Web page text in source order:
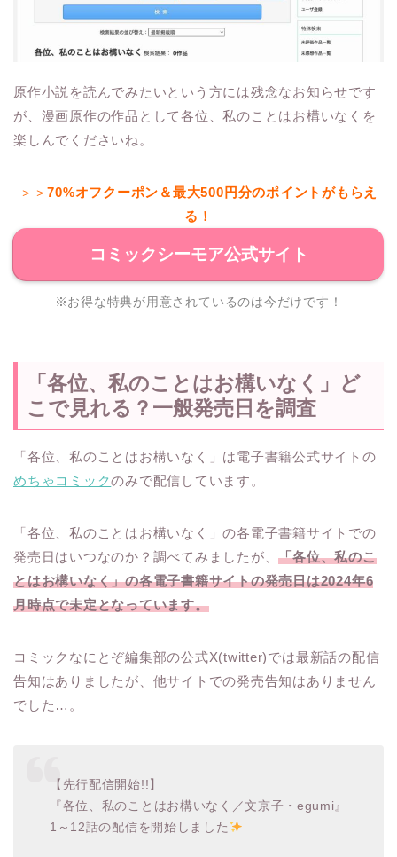
原作小説を読んでみたいという方には残念なお知らせです
が、漫画原作の作品として各位、私のことはお構いなくを
楽しんでくださいね。
＞＞70%オフクーポン＆最大500円分のポイントがもらえ
る！
コミックシーモア公式サイト
※お得な特典が用意されているのは今だけです！
「各位、私のことはお構いなく」ど
こで見れる？一般発売日を調査
「各位、私のことはお構いなく」は電子書籍公式サイトの
めちゃコミックのみで配信しています。
「各位、私のことはお構いなく」の各電子書籍サイトでの
発売日はいつなのか？調べてみましたが、「各位、私のこ
とはお構いなく」の各電子書籍サイトの発売日は2024年6
月時点で未定となっています。
コミックなにとぞ編集部の公式X(twitter)では最新話の配信
告知はありましたが、他サイトでの発売告知はありません
でした…。
【先行配信開始!!】
『各位、私のことはお構いなく／文京子・egumi』
1～12話の配信を開始しました